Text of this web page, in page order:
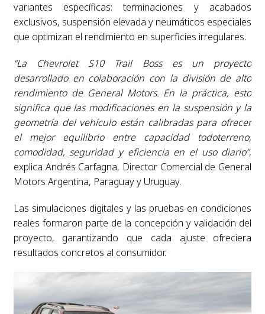
variantes específicas: terminaciones y acabados
exclusivos, suspensión elevada y neumáticos especiales
que optimizan el rendimiento en superficies irregulares.
“La Chevrolet S10 Trail Boss es un proyecto
desarrollado en colaboración con la división de alto
rendimiento de General Motors. En la práctica, esto
significa que las modificaciones en la suspensión y la
geometría del vehículo están calibradas para ofrecer
el mejor equilibrio entre capacidad todoterreno,
comodidad, seguridad y eficiencia en el uso diario”,
explica Andrés Carfagna, Director Comercial de General
Motors Argentina, Paraguay y Uruguay.
Las simulaciones digitales y las pruebas en condiciones
reales formaron parte de la concepción y validación del
proyecto, garantizando que cada ajuste ofreciera
resultados concretos al consumidor.